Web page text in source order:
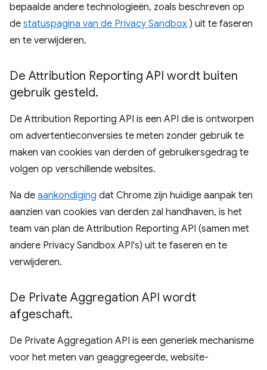
bepaalde andere technologieën, zoals beschreven op
de statuspagina van de Privacy Sandbox ) uit te faseren
en te verwijderen.
De Attribution Reporting API wordt buiten
gebruik gesteld.
De Attribution Reporting API is een API die is ontworpen
om advertentieconversies te meten zonder gebruik te
maken van cookies van derden of gebruikersgedrag te
volgen op verschillende websites.
Na de aankondiging dat Chrome zijn huidige aanpak ten
aanzien van cookies van derden zal handhaven, is het
team van plan de Attribution Reporting API (samen met
andere Privacy Sandbox API's) uit te faseren en te
verwijderen.
De Private Aggregation API wordt
afgeschaft.
De Private Aggregation API is een generiek mechanisme
voor het meten van geaggregeerde, website-